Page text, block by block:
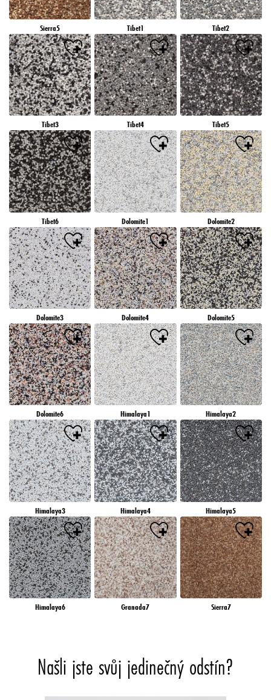
Sierra5 Tibet1 Tibet2
Tibet3 Tibet4 Tibet5
Tibet6 Dolomite1 Dolomite2
Dolomite3 Dolomite4 Dolomite5
Dolomite6 Himalaya1 Himalaya2
Himalaya3 Himalaya4 Himalaya5
Himalaya6 Granada7 Sierra7
Našli jste svůj jedinečný odstín?